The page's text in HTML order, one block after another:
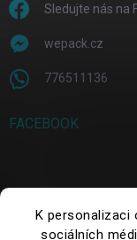
K personalizaci
sociálních
Sledujte nás na
wepack.cz
776511136
FACEBOOK